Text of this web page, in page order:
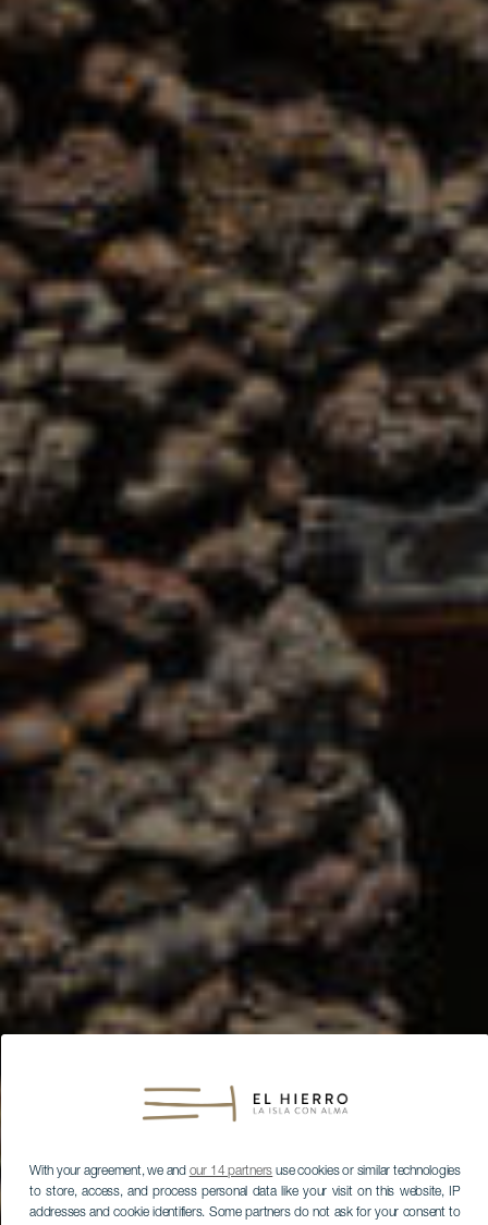
With your agreement, we and our 14 partners use cookies or similar technologies
to store, access, and process personal data like your visit on this website, IP
addresses and cookie identifiers. Some partners do not ask for your consent to